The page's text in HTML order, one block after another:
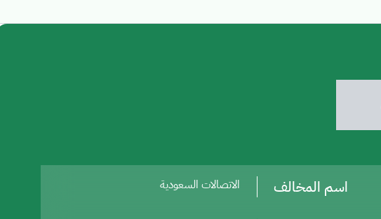
اسم المخالف الاتصالات السعودية